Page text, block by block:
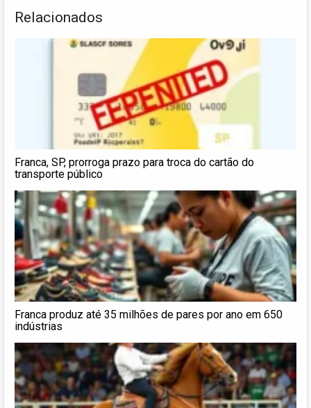
Relacionados
Franca, SP, prorroga prazo para troca do cartão do
transporte público
Franca produz até 35 milhões de pares por ano em 650
indústrias